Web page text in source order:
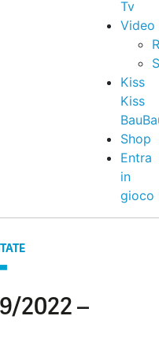
Tv
Video
Kiss
Kiss
Shop
Entra
in
gioco
2022 –